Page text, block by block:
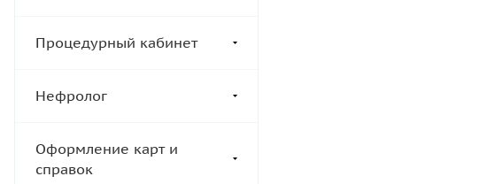
Процедурный кабинет
Нефролог
Оформление карт и
справок